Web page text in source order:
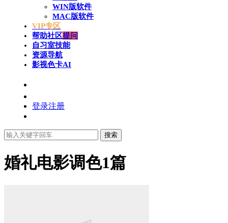
WIN版软件
MAC版软件
VIP专区
帮助社区提问
自习室技能
资源导航
影视色卡AI
登录注册
搜索
婚礼电影调色1篇